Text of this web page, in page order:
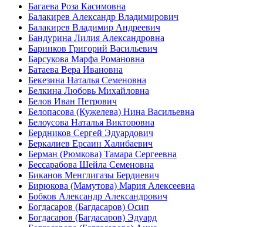
Багаева Роза Касимовна
Балакирев Александр Владимирович
Балакирев Владимир Андреевич
Бандурина Лилия Александровна
Баринков Григорий Васильевич
Барсукова Марфа Романовна
Батаева Вера Ивановна
Бекезина Наталья Семеновна
Белкина Любовь Михайловна
Белов Иван Петрович
Белопасова (Кужелева) Нина Васильевна
Белоусова Наталья Викторовна
Бердников Сергей Эдуардович
Беркалиев Ерсаин Халибаевич
Берман (Рюмкова) Тамара Сергеевна
Бессарабова Шейла Семеновна
Биканов Менглигазы Бердиевич
Бирюкова (Мамутова) Мария Алексеевна
Бобков Александр Александрович
Богдасаров (Багдасаров) Осип
Богдасаров (Багдасаров) Эдуард